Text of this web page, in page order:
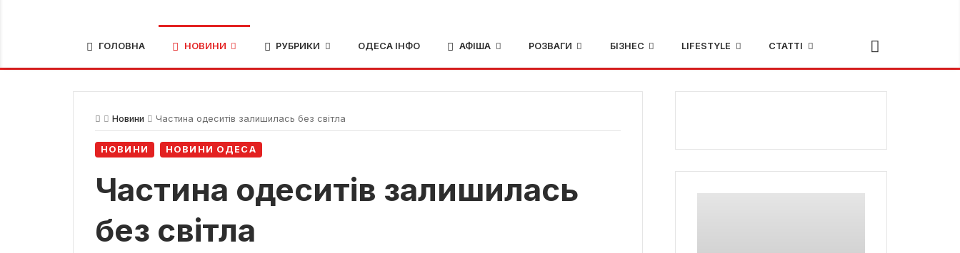
ГОЛОВНА НОВИНИ РУБРИКИ ОДЕСА ІНФО АФІША РОЗВАГИ БІЗНЕС LIFESTYLE СТАТТІ
Новини Частина одеситів залишилась без світла
НОВИНИ НОВИНИ ОДЕСА
Частина одеситів залишилась
без світла